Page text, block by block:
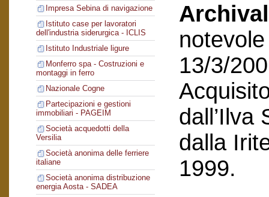
Impresa Sebina di navigazione
Istituto case per lavoratori
dell'industria siderurgica - ICLIS
Istituto Industriale ligure
Monferro spa - Costruzioni e
montaggi in ferro
Nazionale Cogne
Partecipazioni e gestioni
immobiliari - PAGEIM
Società acquedotti della
Versilia
Società anonima delle ferriere
italiane
Società anonima distribuzione
energia Aosta - SADEA
13/3/
dall’Ilva
dalla
1999.